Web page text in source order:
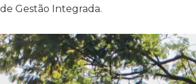
Gestão Integrada.